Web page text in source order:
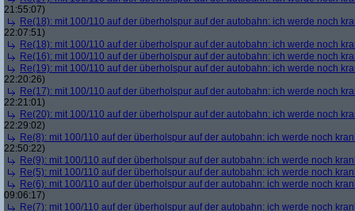
21:55:07)
Re(18): mit 100/110 auf der überholspur auf der autobahn: ich werde noch
22:07:51)
Re(18): mit 100/110 auf der überholspur auf der autobahn: ich werde noch
Re(16): mit 100/110 auf der überholspur auf der autobahn: ich werde noch
Re(19): mit 100/110 auf der überholspur auf der autobahn: ich werde noch
22:20:26)
Re(17): mit 100/110 auf der überholspur auf der autobahn: ich werde noch
22:21:01)
Re(20): mit 100/110 auf der überholspur auf der autobahn: ich werde noch
22:29:02)
Re(8): mit 100/110 auf der überholspur auf der autobahn: ich werde noch
22:50:22)
Re(9): mit 100/110 auf der überholspur auf der autobahn: ich werde noch
Re(5): mit 100/110 auf der überholspur auf der autobahn: ich werde noch
Re(6): mit 100/110 auf der überholspur auf der autobahn: ich werde noch
09:06:17)
Re(7): mit 100/110 auf der überholspur auf der autobahn: ich werde noch